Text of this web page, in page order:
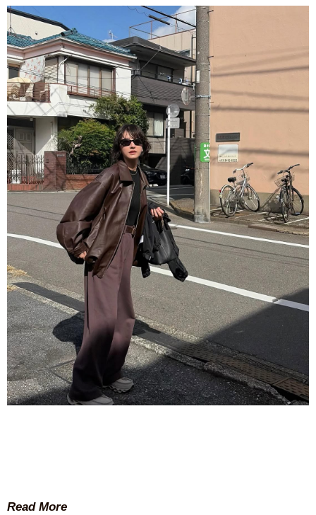
Read More